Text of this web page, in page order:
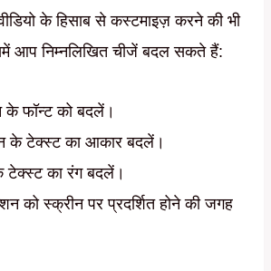
के हिसाब से कस्टमाइज़ करने की भी
आप निम्नलिखित चीजें बदल सकते हैं:
के फॉन्ट को बदलें।
के टेक्स्ट का आकार बदलें।
का रंग बदलें।
को स्क्रीन पर प्रदर्शित होने की जगह